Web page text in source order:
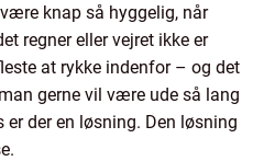
knap så hyggelig, når
regner eller vejret ikke er
at rykke indenfor – og det
gerne vil være ude så lang
der en løsning. Den løsning